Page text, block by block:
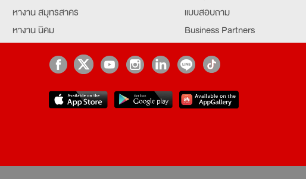
หางาน สมุทรสาคร
หางาน นิคม
หางานอยุธยา
แบบสอบถาม
Business Partners
Partner มหาวิทยาลัย
Job Index
job